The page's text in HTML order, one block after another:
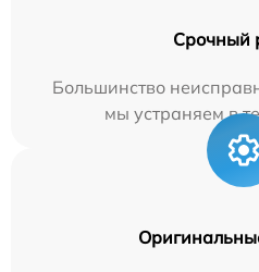
Срочный
Большинство
мы устраняем в